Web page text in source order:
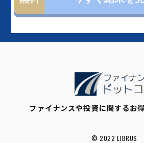
ファイナンスや投資に関するお
© 2022 LIBRUS